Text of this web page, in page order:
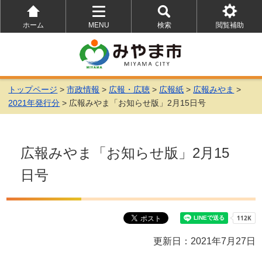
ホーム
MENU
を
開
く
検索
を
開
く
閲覧補助
を
トップページ >市政情報 > 広報・広聴 > 広報紙 > 広報みやま >
2021年発行分 > 広報みやま「お知らせ版」2月15日号
広報みやま「お知らせ版」2月15
日号
更新日：2021年7月27日